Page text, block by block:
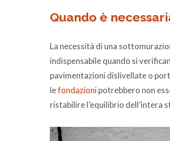
Quando è
La necessità di una
indispensabile quando si
pavimentazioni dislivellate o
lefondazionipotrebbero non
ristabilire l’equilibrio dell’intera